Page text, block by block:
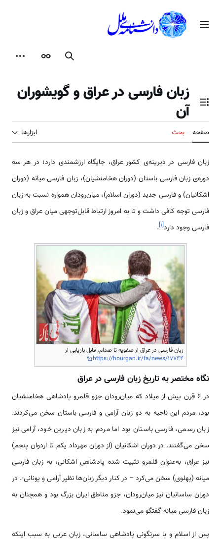
محتوامنوی اصلی
جستجوظاهر
تغییر وضعیت فهرست محتویات
زبان فارسی در عراق و گویشوران
آن
صفحه بحث ابزارها
زبان فارسی در دیرینه‌ی کشور عراق، جایگاه ارزشمندی دارد؛ در هر سه
دوره‌ی زبان فارسی باستان (دوران هخامنشیان)، زبان فارسی میانه (دوران
اشکانیان) و فارسی جدید (دوران اسلام)، میان‌رودان همواره نسبت به زبان
فارسی توجه کافی داشت و تا به امروز ارتباط قابل‌توجهی میان عراق و زبان
فارسی وجود دارد[۱]
.
زبان فارسی در عراق از صفویه تا صدام، قابل بازیابی از
https://hourgan.ir/fa/news/17744
نگاه مختصر به تاریخ زبان فارسی در عراق
در ۶ قرن پیش از میلاد که میان‌رودان جزو قلمرو پادشاهی هخامنشیان
بود، مردم این ناحیه به دو زبان آرامی و فارسی باستان سخن می‌کردند.
زبان رسمی، فارسی باستان بود اما مردم به زبان دیرین خود، آرامی نیز
سخن می‌گفتند. در دوران اشکانیان (از دوران مهرداد یکم تا اردوان پنجم)
نیز عراق، به‌عنوان قلمرو تثبیت شده پادشاهی اشکانی، به زبان فارسی
میانه (پهلوی) سخن می‌کرد – در کنار دیگر زبان‌ها نظیر آرامی و یونانی-. در
دوران ساسانیان نیز میان‌رودان، جزو مناطق ایران بزرگ بود و همچنان به
زبان فارسی میانه گفتگو می‌نمود.
پس از اسلام و با سرنگونی پادشاهی ساسانی، زبان عربی به سبب اینکه